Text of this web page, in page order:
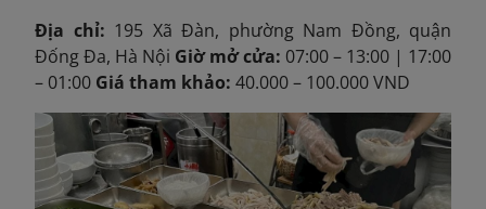
Địa chỉ: 195 Xã Đàn, phường Nam Đồng, quận
Đống Đa, Hà Nội Giờ mở cửa: 07:00 – 13:00 | 17:00
– 01:00 Giá tham khảo: 40.000 – 100.000 VND